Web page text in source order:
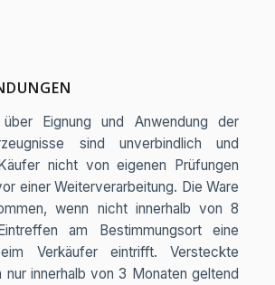
Eignung und Anwendung der
sind unverbindlich und
nicht von eigenen Prüfungen
einer Weiterverarbeitung. Die Ware
wenn nicht innerhalb von 8
am Bestimmungsort eine
Verkäufer eintrifft. Versteckte
nur innerhalb von 3 Monaten geltend